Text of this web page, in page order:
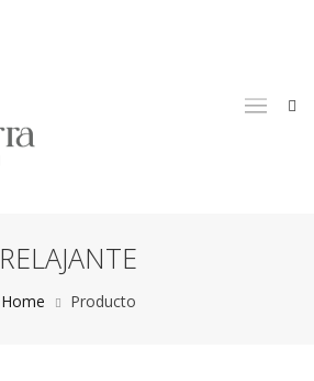
RELAJANTE
Home Producto